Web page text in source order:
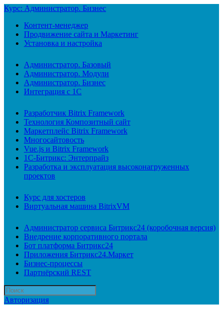
Курс: Администратор. Бизнес
Контент-менеджер
Продвижение сайта и Маркетинг
Установка и настройка
Администратор. Базовый
Администратор. Модули
Администратор. Бизнес
Интеграция с 1С
Разработчик Bitrix Framework
Технология Композитный сайт
Маркетплейс Bitrix Framework
Многосайтовость
Vue.js и Bitrix Framework
1С-Битрикс: Энтерпрайз
Разработка и эксплуатация высоконагруженных
проектов
Курс для хостеров
Виртуальная машина BitrixVM
Администратор сервиса Битрикс24 (коробочная версия)
Внедрение корпоративного портала
Бот платформа Битрикс24
Приложения Битрикс24.Маркет
Бизнес-процессы
Партнёрский REST
Авторизация